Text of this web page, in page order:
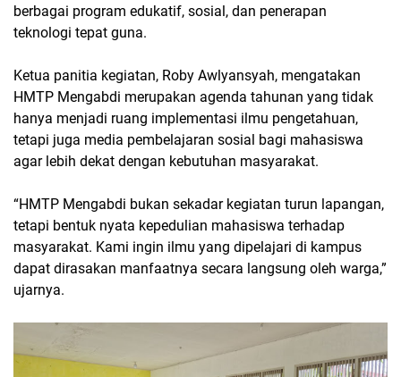
berbagai program edukatif, sosial, dan penerapan
teknologi tepat guna.
Ketua panitia kegiatan, Roby Awlyansyah, mengatakan
HMTP Mengabdi merupakan agenda tahunan yang tidak
hanya menjadi ruang implementasi ilmu pengetahuan,
tetapi juga media pembelajaran sosial bagi mahasiswa
agar lebih dekat dengan kebutuhan masyarakat.
“HMTP Mengabdi bukan sekadar kegiatan turun lapangan,
tetapi bentuk nyata kepedulian mahasiswa terhadap
masyarakat. Kami ingin ilmu yang dipelajari di kampus
dapat dirasakan manfaatnya secara langsung oleh warga,”
ujarnya.